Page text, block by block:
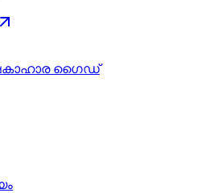
ഗൈഡ്